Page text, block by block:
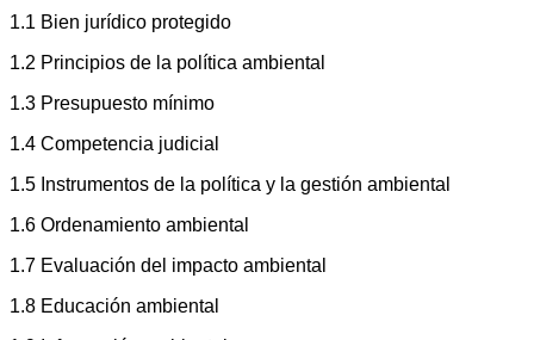
1.1 Bien jurídico protegido
1.2 Principios de la política ambiental
1.3 Presupuesto mínimo
1.4 Competencia judicial
1.5 Instrumentos de la política y la gestión ambiental
1.6 Ordenamiento ambiental
1.7 Evaluación del impacto ambiental
1.8 Educación ambiental